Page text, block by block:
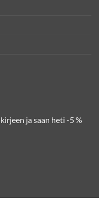
ja saan heti -5 %